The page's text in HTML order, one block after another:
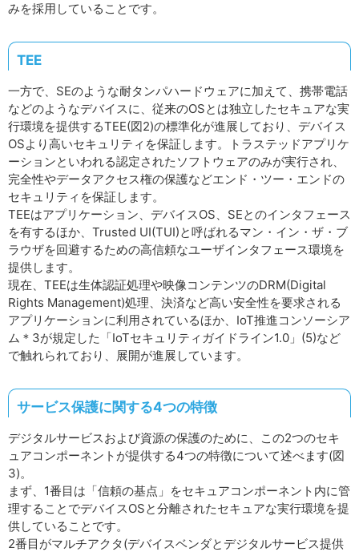
みを採用していることです。
TEE
一方で、SEのような耐タンパハードウェアに加えて、携帯電話
などのようなデバイスに、従来のOSとは独立したセキュアな実
行環境を提供するTEE(図2)の標準化が進展しており、デバイス
OSより高いセキュリティを保証します。トラステッドアプリケ
ーションといわれる認定されたソフトウェアのみが実行され、
完全性やデータアクセス権の保護などエンド・ツー・エンドの
セキュリティを保証します。
TEEはアプリケーション、デバイスOS、SEとのインタフェース
を有するほか、Trusted UI(TUI)と呼ばれるマン・イン・ザ・ブ
ラウザを回避するための高信頼なユーザインタフェース環境を
提供します。
現在、TEEは生体認証処理や映像コンテンツのDRM(Digital
Rights Management)処理、決済など高い安全性を要求される
アプリケーションに利用されているほか、IoT推進コンソーシア
ム＊3が規定した「IoTセキュリティガイドライン1.0」(5)など
で触れられており、展開が進展しています。
サービス保護に関する4つの特徴
デジタルサービスおよび資源の保護のために、この2つのセキ
ュアコンポーネントが提供する4つの特徴について述べます(図
3)。
まず、1番目は「信頼の基点」をセキュアコンポーネント内に管
理することでデバイスOSと分離されたセキュアな実行環境を提
供していることです。
2番目がマルチアクタ(デバイスベンダとデジタルサービス提供